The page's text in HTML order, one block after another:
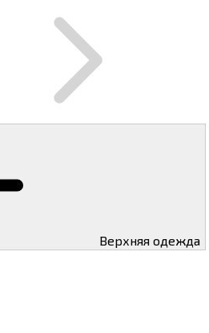
Верхняя одежда